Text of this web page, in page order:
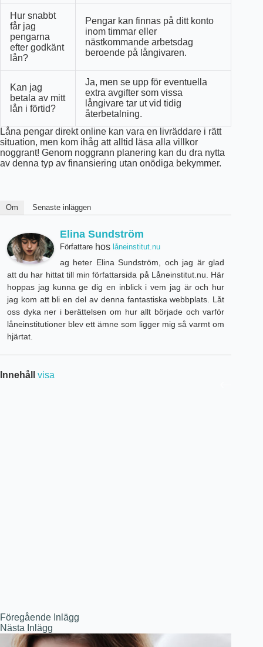
Hur snabbt
får jag
pengarna
efter godkänt
lån?
Pengar kan finnas på ditt konto
inom timmar eller
nästkommande arbetsdag
beroende på långivaren.
Kan jag
betala av mitt
lån i förtid?
Ja, men se upp för eventuella
extra avgifter som vissa
långivare tar ut vid tidig
återbetalning.
Låna pengar direkt online kan vara en livräddare i rätt
situation, men kom ihåg att alltid läsa alla villkor
noggrant! Genom noggrann planering kan du dra nytta
av denna typ av finansiering utan onödiga bekymmer.
Om Senaste inläggen
Elina Sundström
Författare hos låneinstitut.nu
ag heter Elina Sundström, och jag är glad
att du har hittat till min författarsida på Låneinstitut.nu. Här
hoppas jag kunna ge dig en inblick i vem jag är och hur
jag kom att bli en del av denna fantastiska webbplats. Låt
oss dyka ner i berättelsen om hur allt började och varför
låneinstitutioner blev ett ämne som ligger mig så varmt om
hjärtat.
Innehåll visa
Föregående Inlägg
Nästa Inlägg